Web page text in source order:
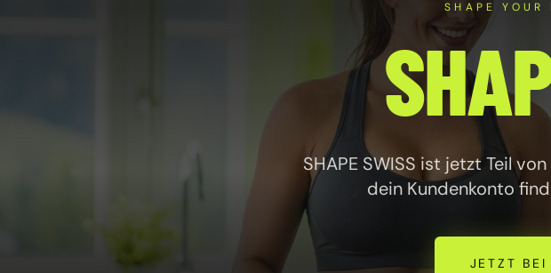
SHAPE YOUR
SHAPE SWISS ist jetzt Teil von
dein Kundenkonto
JETZT BEI